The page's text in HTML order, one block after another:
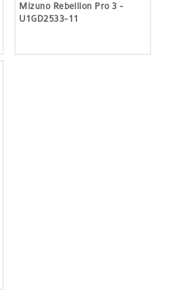
Mizuno Rebellion Pro 3 -
U1GD2533-11